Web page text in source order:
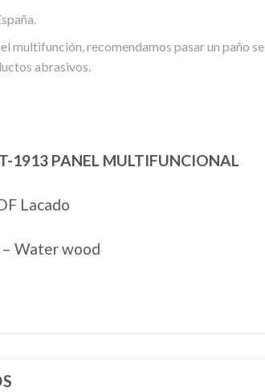
multifunción, recomendamos pasar un paño
abrasivos.
1913 PANEL MULTIFUNCIONAL
Lacado
Water wood